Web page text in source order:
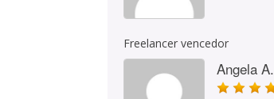
Freelancer vencedor
Angela A.